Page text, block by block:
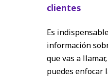
clientes
Es
información
que vas a
puedes enfocar